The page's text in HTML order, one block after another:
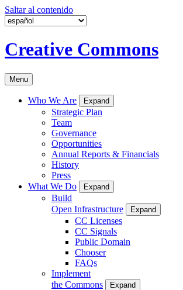
Saltar al contenido
Creative Commons
Menu
Who We Are Expand
Strategic Plan
Team
Governance
Opportunities
Annual Reports & Financials
History
Press
What We Do
Expand
Build
Open Infrastructure
Expand
CC Licenses
CC Signals
Public Domain
Chooser
FAQs
Implement
the Commons
Expand